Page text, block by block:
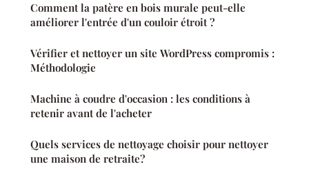
Comment la patère en bois murale peut-elle
améliorer l'entrée d'un couloir étroit ?
Vérifier et nettoyer un site WordPress compromis :
Méthodologie
Machine à coudre d'occasion : les conditions à
retenir avant de l'acheter
Quels services de nettoyage choisir pour nettoyer
une maison de retraite?